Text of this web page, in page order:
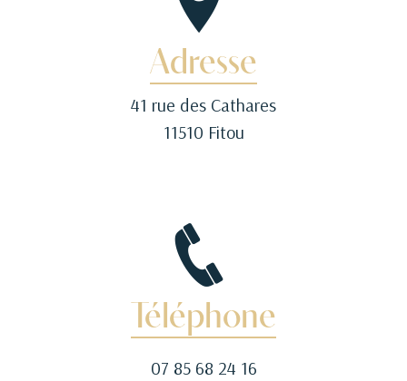
Adresse
41 rue des Cathares
11510 Fitou
Téléphone
07 85 68 24 16